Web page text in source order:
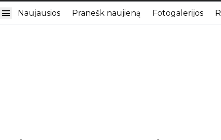
Naujausios Pranešk naujieną Fotogalerijos